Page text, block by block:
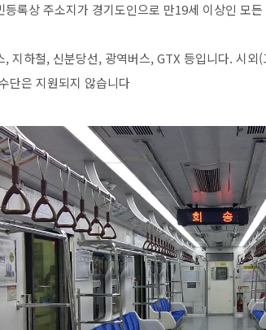
록상 주소지가 경기도인으로 만19세 이상인 모든
지하철, 신분당선, 광역버스, GTX 등입니다. 시
단은 지원되지 않습니다